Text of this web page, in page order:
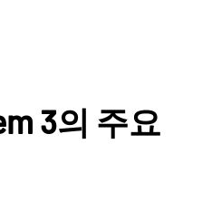
3의 주요